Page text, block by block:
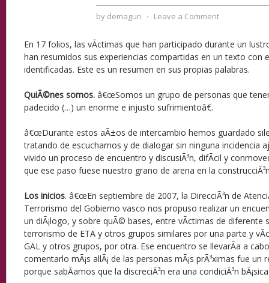
by demagun ⋅ Leave a Comment
En 17 folios, las vÃ­ctimas que han participado durante un
han resumidos sus experiencias compartidas en un texto con
identificadas. Este es un resumen en sus propias palabras.
QuiÃ©nes somos. â€œSomos un grupo de personas que
padecido (…) un enorme e injusto sufrimientoâ€.
â€œDurante estos aÃ±os de intercambio hemos guardado
tratando de escucharnos y de dialogar sin ninguna incidencia
vivido un proceso de encuentro y discusiÃ³n, difÃ­cil y
que ese paso fuese nuestro grano de arena en la construcciÃ³n
Los inicios. â€œEn septiembre de 2007, la DirecciÃ³n de
Terrorismo del Gobierno vasco nos propuso realizar un
un diÃ¡logo, y sobre quÃ© bases, entre vÃ­ctimas de diferente
terrorismo de ETA y otros grupos similares por una parte y
GAL y otros grupos, por otra. Ese encuentro se llevarÃ­a a
comentarlo mÃ¡s allÃ¡ de las personas mÃ¡s prÃ³ximas fue
porque sabÃ­amos que la discreciÃ³n era una condiciÃ³n